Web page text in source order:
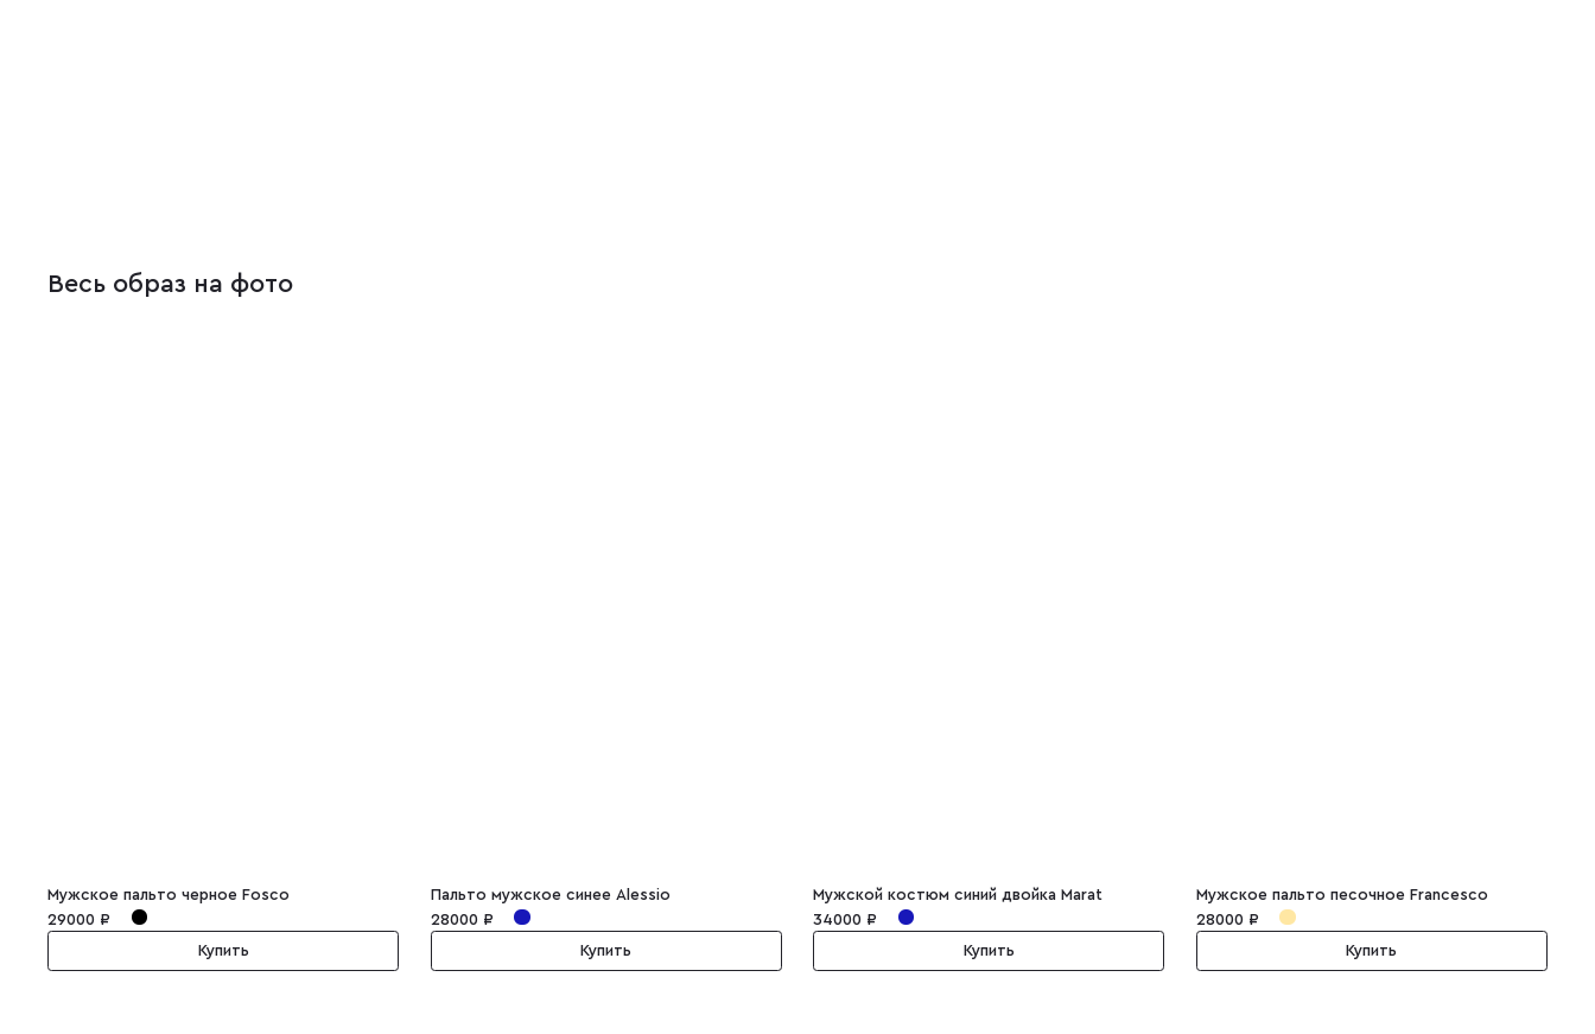
Весь образ на фото
Мужское пальто черное Fosco
29000 ₽
Купить
Пальто мужское синее Alessio
28000 ₽
Купить
Мужской костюм синий двойка Marat
34000 ₽
Купить
Мужское пальто песочное Francesco
28000 ₽
Купить